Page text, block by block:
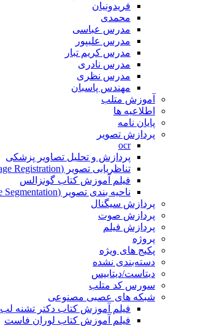
فریدونیان
محمدی
مدرس عباسی
مدرس علیپور
مدرس کریم تبار
مدرس نادری
مدرس نظری
مهندس پاسبان
آموزش متلب
اطلاعیه ها
پایان نامه
پردازش تصویر
ocr
پردازش و تحلیل تصاویر پزشکی
تناظریابی تصویر (Image Registration)
فیلم آموزش کتاب گونزالس
ناحیه بندی تصویر (Image Segmentation)
پردازش سیگنال
پردازش صوت
پردازش فیلم
پروژه
پکیج های ویژه
دسته‌بندی نشده
دیتاست/دیتابیس
سورس کد متلب
شبکه های عصبی مصنوعی
فیلم آموزش کتاب دکتر تشنه لب
فیلم آموزش کتاب لوران فاست